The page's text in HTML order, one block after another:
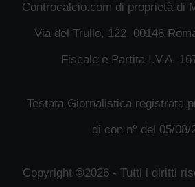
Controcalcio.com di proprietà di
Via del Trullo, 122, 00148
Fiscale e Partita I.V.A.
Testata Giornalistica registrata
di con n° del 05/08/
Copyright ©2026 - Tutti i diritti